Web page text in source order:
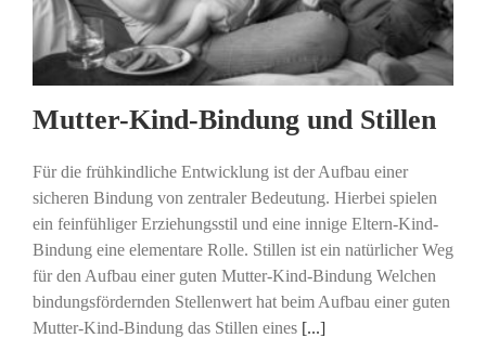
Mutter-Kind-Bindung und Stillen
Für die frühkindliche Entwicklung ist der Aufbau einer
sicheren Bindung von zentraler Bedeutung. Hierbei spielen
ein feinfühliger Erziehungsstil und eine innige Eltern-Kind-
Bindung eine elementare Rolle. Stillen ist ein natürlicher Weg
für den Aufbau einer guten Mutter-Kind-Bindung Welchen
bindungsfördernden Stellenwert hat beim Aufbau einer guten
Mutter-Kind-Bindung das Stillen eines [...]